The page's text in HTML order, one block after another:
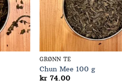
GRØNN TE
Chun Mee 100 g
kr74.00